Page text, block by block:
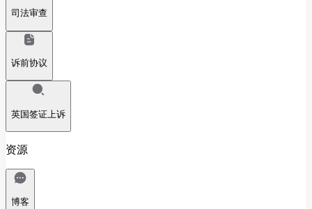
司法审查
诉前协议
英国签证上诉
资源
博客